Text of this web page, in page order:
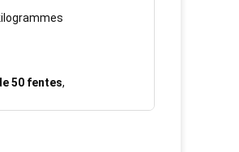
50 fentes,